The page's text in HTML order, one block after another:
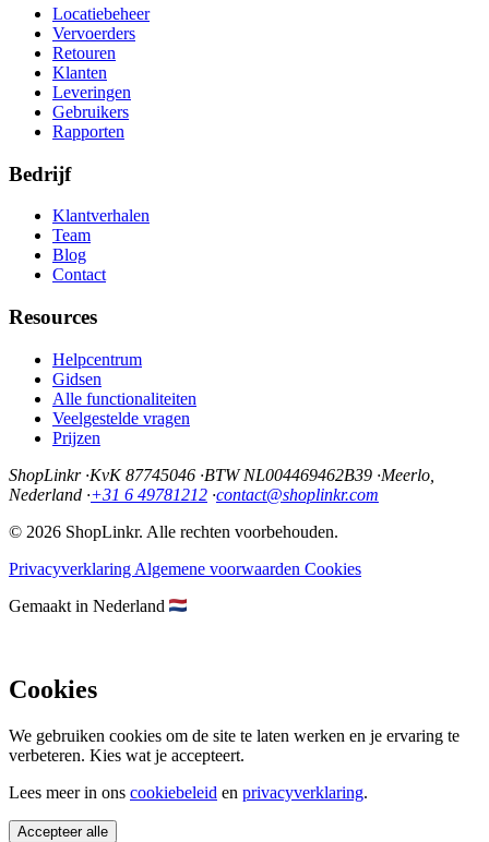
Locatiebeheer
Vervoerders
Retouren
Klanten
Leveringen
Gebruikers
Rapporten
Bedrijf
Klantverhalen
Team
Blog
Contact
Resources
Helpcentrum
Gidsen
Alle functionaliteiten
Veelgestelde vragen
Prijzen
ShopLinkr ·KvK 87745046 ·BTW NL004469462B39 ·Meerlo,
Nederland ·+31 6 49781212 ·contact@shoplinkr.com
© 2026 ShopLinkr. Alle rechten voorbehouden.
Privacyverklaring Algemene voorwaarden Cookies
Gemaakt in Nederland
Cookies
We gebruiken cookies om de site te laten werken en je ervaring te
verbeteren. Kies wat je accepteert.
Lees meer in ons cookiebeleid en privacyverklaring.
Accepteer alle